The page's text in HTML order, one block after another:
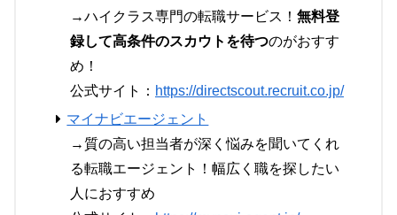
→ハイクラス専門の転職サービス！ 無料登
録して高条件のスカウトを待つのがおすす
め！
公式サイト： https://directscout.recruit.co.jp/
マイナビエージェント
→質の高い担当者が深く悩みを聞いてくれ
る転職エージェント！幅広く職を探したい
人におすすめ